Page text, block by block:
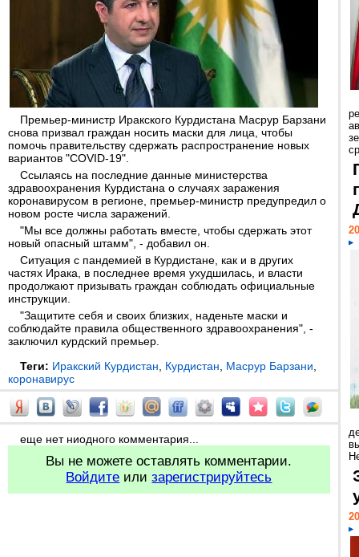
Премьер-министр Иракского Курдистана Масрур Барзани
снова призвал граждан носить маски для лица, чтобы
помочь правительству сдержать распространение новых
вариантов "COVID-19".
Ссылаясь на последние данные министерства
здравоохранения Курдистана о случаях заражения
коронавирусом в регионе, премьер-министр предупредил о
новом росте числа заражений.
"Мы все должны работать вместе, чтобы сдержать этот
новый опасный штамм", - добавил он.
Ситуация с пандемией в Курдистане, как и в других
частях Ирака, в последнее время ухудшилась, и власти
продолжают призывать граждан соблюдать официальные
инструкции.
"Защитите себя и своих близких, наденьте маски и
соблюдайте правила общественного здравоохранения", -
заключил курдский премьер.
Теги: Иракский Курдистан Курдистан Масрур Барзани
коронавирус
еще нет ниодного комментария...
Вы не можете оставлять комментарии.
Войдите илизарегистрируйтесь